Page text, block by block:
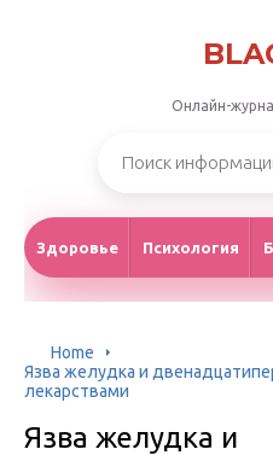
Онлайн-
Здоровье Психология
Home
Язва желудка и
лекарствами
Язва желудка и